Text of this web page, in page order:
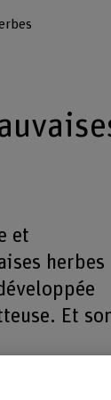
et
herbes
Et